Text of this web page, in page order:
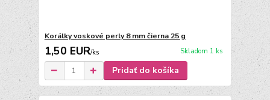
Korálky voskové perly 8 mm čierna 25 g
1,50 EUR/ks Skladom 1 ks
Pridať do košíka